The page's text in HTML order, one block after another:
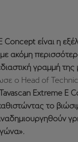
είναι η
ακόμη
γραμμή
ο Head of
Extreme E
το